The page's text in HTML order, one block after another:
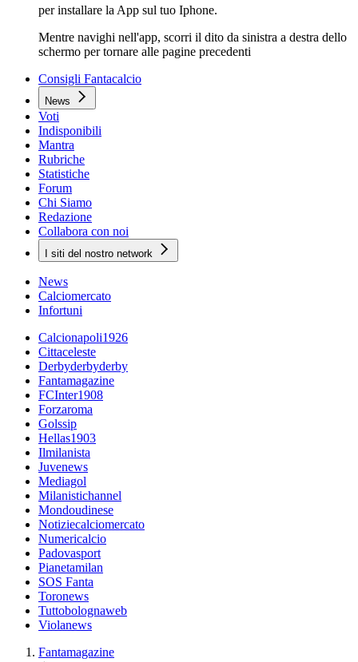
per installare la App sul tuo Iphone.
Mentre navighi nell'app, scorri il dito da sinistra a destra dello
schermo per tornare alle pagine precedenti
Consigli Fantacalcio
News
Voti
Indisponibili
Mantra
Rubriche
Statistiche
Forum
Chi Siamo
Redazione
Collabora con noi
I siti del nostro network
News
Calciomercato
Infortuni
Calcionapoli1926
Cittaceleste
Derbyderbyderby
Fantamagazine
FCInter1908
Forzaroma
Golssip
Hellas1903
Ilmilanista
Juvenews
Mediagol
Milanistichannel
Mondoudinese
Notiziecalciomercato
Numericalcio
Padovasport
Pianetamilan
SOS Fanta
Toronews
Tuttobolognaweb
Violanews
Fantamagazine